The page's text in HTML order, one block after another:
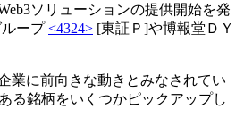
ソリューションの提供開始を発
ープ<4324> [東証Ｐ]や博報堂ＤＹ
業に前向きな動きとみなされてい
る銘柄をいくつかピックアップし